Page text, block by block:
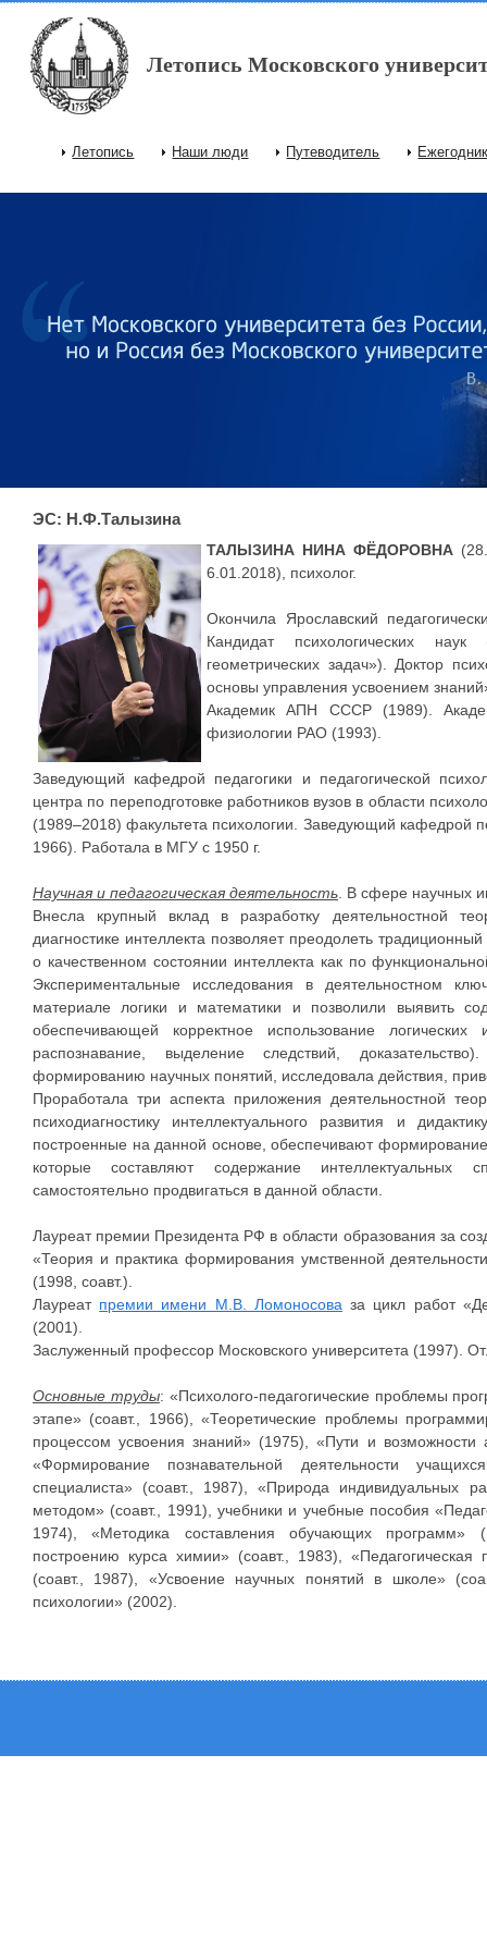
Перейти к основному содержанию
Летопись Московского
Главное меню
Летопись Наши люди Путеводитель
ЭС: Н.Ф.Талызина
ТАЛЫЗИНА НИНА ФЁДОРОВНА
6.01.2018), психолог.
Окончила Ярославский
Кандидат психологических
геометрических задач»). Доктор
основы управления усвоением
Академик АПН СССР (1989).
физиологии РАО (1993).
Заведующий кафедрой педагогики и педагогической
центра по переподготовке работников вузов в области
(1989–2018) факультета психологии. Заведующий кафедрой
1966). Работала в МГУ с 1950 г.
Научная и педагогическая деятельность . В сфере научных
Внесла крупный вклад в разработку деятельностной
диагностике интеллекта позволяет преодолеть
о качественном состоянии интеллекта как по
Экспериментальные исследования в деятельностном
материале логики и математики и позволили выявить
обеспечивающей корректное использование
распознавание, выделение следствий,
формированию научных понятий, исследовала действия,
Проработала три аспекта приложения деятельностной
психодиагностику интеллектуального развития и
построенные на данной основе, обеспечивают
которые составляют содержание интеллектуальных
самостоятельно продвигаться в данной области.
Лауреат премии Президента РФ в области образования за
«Теория и практика формирования умственной
(1998, соавт.).
Лауреат премии имени М.В. Ломоносова за цикл работ
(2001).
Заслуженный профессор Московского университета (1997).
Основные труды: «Психолого-педагогические проблемы
этапе» (соавт., 1966), «Теоретические проблемы
процессом усвоения знаний» (1975), «Пути и возможности
«Формирование познавательной деятельности
специалиста» (соавт., 1987), «Природа индивидуальных
методом» (соавт., 1991), учебники и учебные пособия
1974), «Методика составления обучающих программ»
построению курса химии» (соавт., 1983), «Педагогическая
(соавт., 1987), «Усвоение научных понятий в школе»
психологии» (2002).